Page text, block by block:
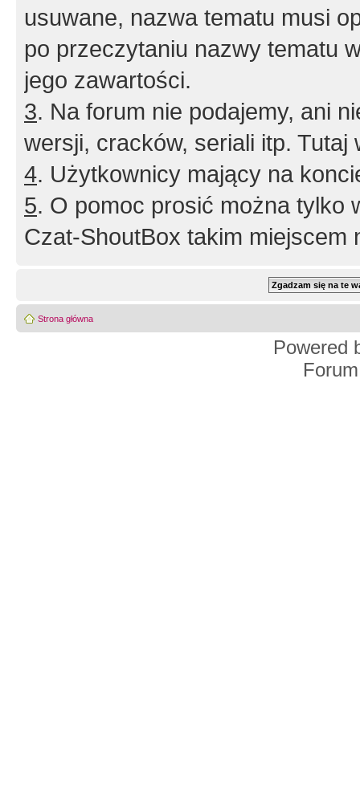
usuwane, nazwa tematu musi
po przeczytaniu nazwy tematu
jego zawartości.
3. Na forum nie podajemy, ani
wersji, cracków, seriali itp. Tutaj
4. Użytkownicy mający na
5. O pomoc prosić można tylko
Czat-ShoutBox takim miejscem
Strona główna
Powered